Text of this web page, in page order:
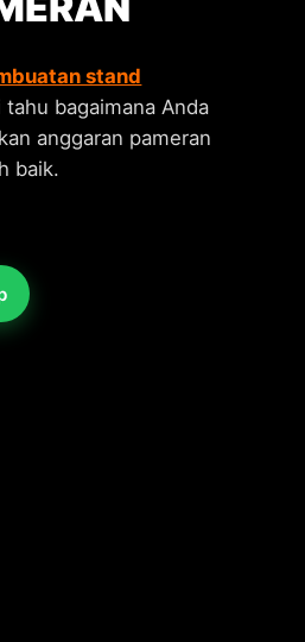
stand
tahu bagaimana Anda
anggaran pameran
baik.